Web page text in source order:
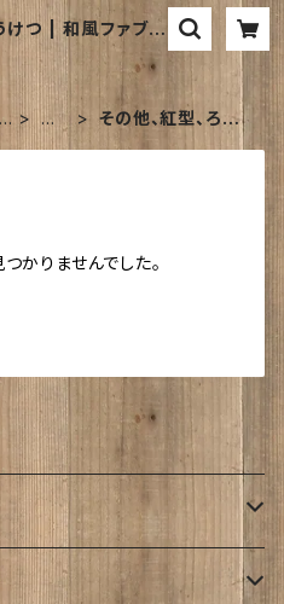
けつ | 和風ファブリ
｜kimono board
ボードウェブショ
は
人
その他、紅型、ろうけ
つ
かりませんでした。